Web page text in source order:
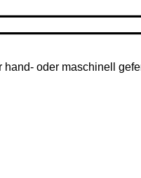
oder maschinell